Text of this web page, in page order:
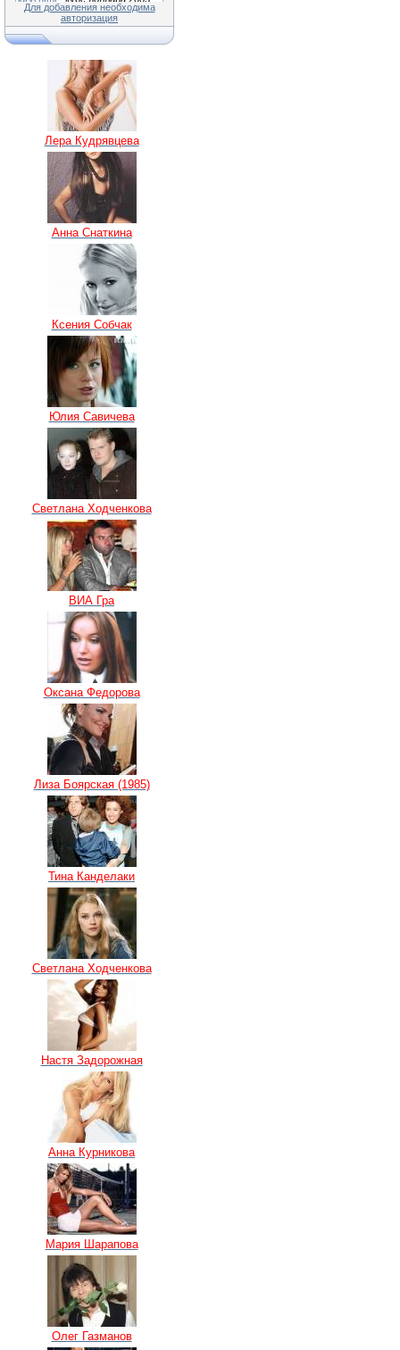
Для добавления необходима
авторизация
Лера Кудрявцева
Анна Снаткина
Ксения Собчак
Юлия Савичева
Светлана Ходченкова
ВИА Гра
Оксана Федорова
Лиза Боярская (1985)
Тина Канделаки
Светлана Ходченкова
Настя Задорожная
Анна Курникова
Мария Шарапова
Олег Газманов